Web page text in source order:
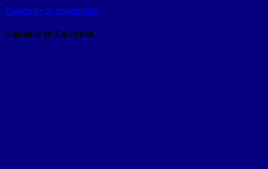
Tweets by acaeslanoticia
Siguenos en Facebook